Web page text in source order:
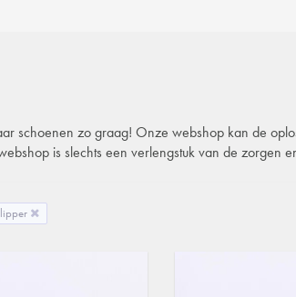
schoenen zo graag! Onze webshop kan de
is slechts een verlengstuk van de zorgen